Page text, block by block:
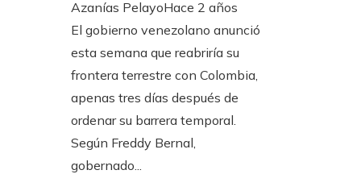
Azanías PelayoHace 2 años
El gobierno venezolano anunció
esta semana que reabriría su
frontera terrestre con Colombia,
apenas tres días después de
ordenar su barrera temporal.
Según Freddy Bernal,
gobernado...